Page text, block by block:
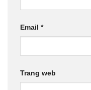
Email *
Trang web